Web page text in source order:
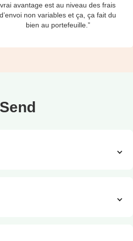
vrai avantage est au niveau des frais
d’envoi non variables et ça, ça fait du
bien au portefeuille.”